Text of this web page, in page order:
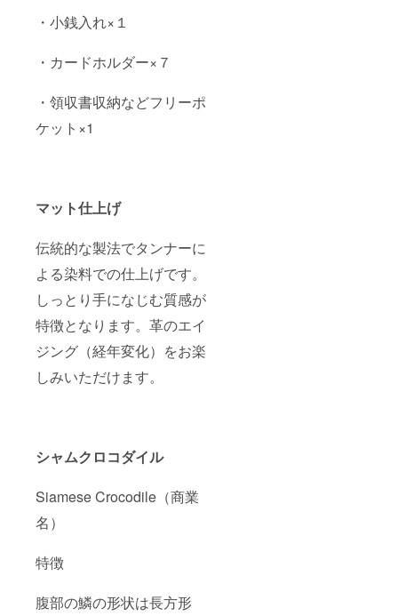
・小銭入れ×１
・カードホルダー×７
・領収書収納などフリーポ
ケット×1
マット仕上げ
伝統的な製法でタンナーに
よる染料での仕上げです。
しっとり手になじむ質感が
特徴となります。革のエイ
ジング（経年変化）をお楽
しみいただけます。
シャムクロコダイル
Siamese Crocodile（商業
名）
特徴
腹部の鱗の形状は長方形